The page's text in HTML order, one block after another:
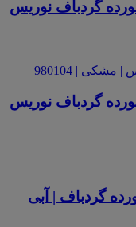
گردباف نوریس
گردباف نوریس
گردباف | آبی